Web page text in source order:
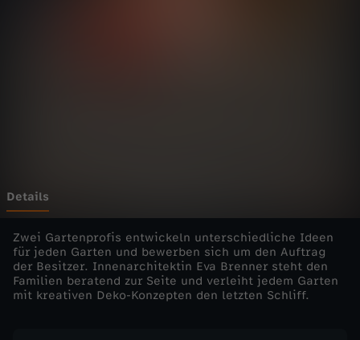
e
n
p
Details
Zwei Gartenprofis entwickeln unterschiedliche Ideen
für jeden Garten und bewerben sich um den Auftrag
der Besitzer. Innenarchitektin Eva Brenner steht den
Familien beratend zur Seite und verleiht jedem Garten
mit kreativen Deko-Konzepten den letzten Schliff.